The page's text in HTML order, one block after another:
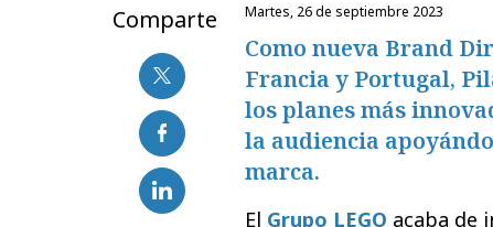
Comparte martes, 26 de septiembre 2023
Como nueva Brand
Francia y Portugal,
los planes más
la audiencia
marca.
El Grupo LEGO acaba de